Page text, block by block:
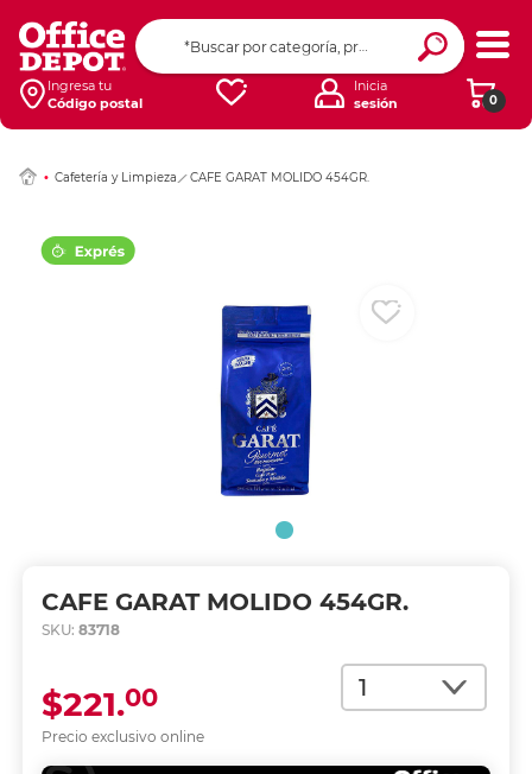
Ingresa tu
Código postal
0
Inicia
sesión
Cafetería y Limpieza CAFE GARAT MOLIDO 454GR.
CAFE GARAT MOLIDO 454GR.
SKU: 83718
Cantidad
Precio exclusivo online
$221.00
Ingresar Codigo